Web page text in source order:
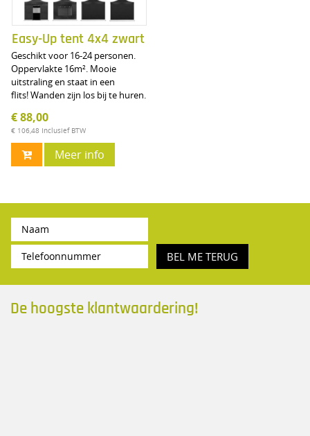
Easy-Up tent 4x4 zwart
Geschikt voor 16-24 personen.
Oppervlakte 16m². Mooie
uitstraling en staat in een
flits! Wanden zijn los bij te huren.
€ 88,00
€ 106,48 Inclusief BTW
Meer info
BEL ME TERUG
De hoogste klantwaardering!